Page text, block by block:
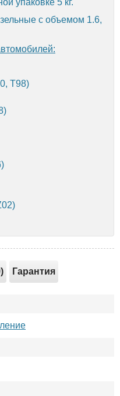
с объемом 1.6,
T98)
Гарантия